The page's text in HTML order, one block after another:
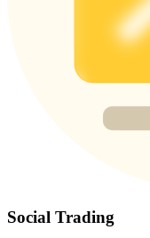
USDT New User
USDT Flexible
Social Trading